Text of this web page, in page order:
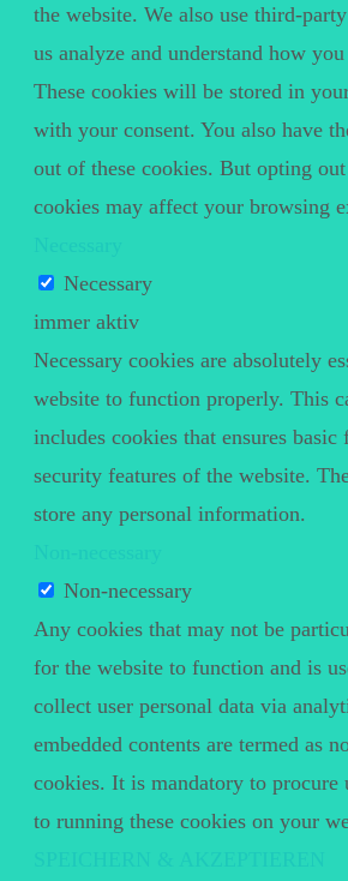
the website. We also use third-
us analyze and understand how
These cookies will be stored in
with your consent. You also have
out of these cookies. But opting
cookies may affect your browsing
Necessary
immer aktiv
Necessary cookies are absolutely
website to function properly. This
includes cookies that ensures
security features of the website.
store any personal information.
Non-necessary
Any cookies that may not be
for the website to function and is
collect user personal data via
embedded contents are termed as
cookies. It is mandatory to procure
to running these cookies on your